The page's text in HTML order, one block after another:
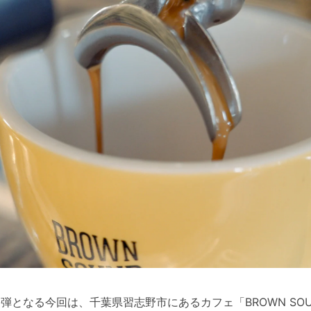
となる今回は、千葉県習志野市にあるカフェ「BROWN